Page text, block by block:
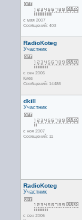
с мая 2007
Сообщений: 403
RadioKoteg
Участник
с сен 2006
Киев
Сообщений: 14486
dkill
Участник
с ноя 2007
Сообщений: 11
RadioKoteg
Участник
с сен 2006